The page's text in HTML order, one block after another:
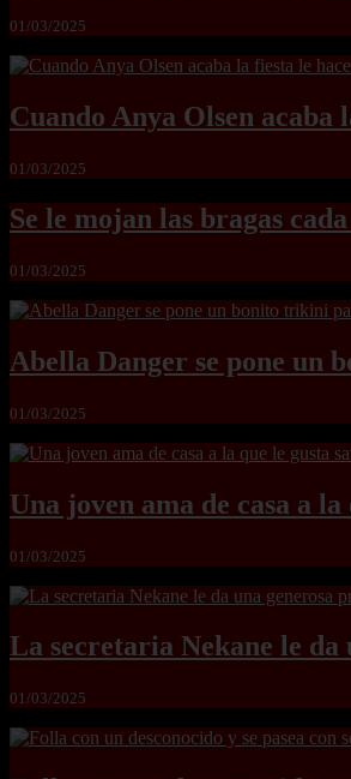
01/03/2025
Cuando Anya Olsen acaba
01/03/2025
Se le mojan las bragas
01/03/2025
Abella Danger se pone un
01/03/2025
Una joven ama de casa a
01/03/2025
La secretaria Nekane le
01/03/2025